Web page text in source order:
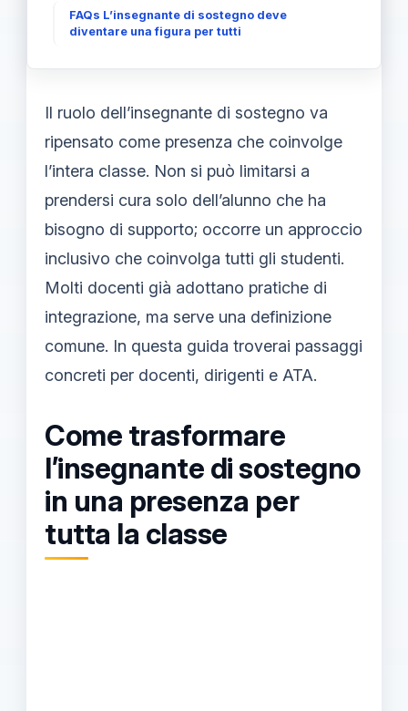
FAQs L’insegnante di sostegno deve
diventare una figura per tutti
Il ruolo dell’insegnante di sostegno va
ripensato come presenza che coinvolge
l’intera classe. Non si può limitarsi a
prendersi cura solo dell’alunno che ha
bisogno di supporto; occorre un approccio
inclusivo che coinvolga tutti gli studenti.
Molti docenti già adottano pratiche di
integrazione, ma serve una definizione
comune. In questa guida troverai passaggi
concreti per docenti, dirigenti e ATA.
Come trasformare
l’insegnante di sostegno
in una presenza per
tutta la classe